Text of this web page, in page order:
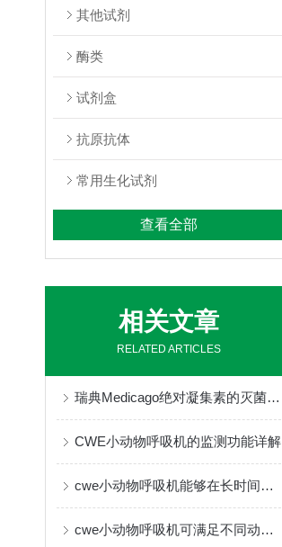
其他试剂
酶类
试剂盒
抗原抗体
常用生化试剂
查看全部
相关文章
RELATED ARTICLES
瑞典Medicago绝对凝集素的灭菌方式
CWE小动物呼吸机的监测功能详解
cwe小动物呼吸机能够在长时间实验中保持一致的输出
cwe小动物呼吸机可满足不同动物的生理需要